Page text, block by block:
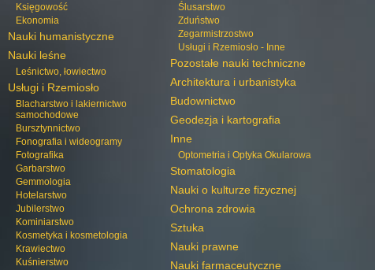
Księgowość
Ekonomia
Nauki humanistyczne
Nauki leśne
Leśnictwo, łowiectwo
Usługi i Rzemiosło
Blacharstwo i lakiernictwo
samochodowe
Bursztynnictwo
Fonografia i wideogramy
Fotografika
Garbarstwo
Gemmologia
Hotelarstwo
Jubilerstwo
Kominiarstwo
Kosmetyka i kosmetologia
Krawiectwo
Kuśnierstwo
Ślusarstwo
Zduństwo
Zegarmistrzostwo
Usługi i Rzemiosło - Inne
Pozostałe nauki techniczne
Architektura i urbanistyka
Budownictwo
Geodezja i kartografia
Inne
Optometria i Optyka Okularowa
Stomatologia
Nauki o kulturze fizycznej
Ochrona zdrowia
Sztuka
Nauki prawne
Nauki farmaceutyczne